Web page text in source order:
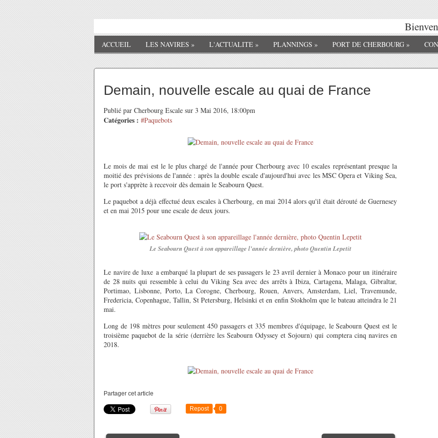
ACCUEIL LES NAVIRES » L'ACTUALITE » PLANNINGS » PORT DE CHERBOURG »
Demain, nouvelle escale au quai de France
Publié par Cherbourg Escale sur 3 Mai 2016, 18:00pm
Catégories : #Paquebots
Le mois de mai est le le plus chargé de l'année pour Cherbourg avec 10 escales représentant presque la
moitié des prévisions de l'année : après la double escale d'aujourd'hui avec les MSC Opera et Viking Sea,
le port s'apprète à recevoir dès demain le Seabourn Quest.
Le paquebot a déjà effectué deux escales à Cherbourg, en mai 2014 alors qu'il était dérouté de Guernesey
et en mai 2015 pour une escale de deux jours.
Le Seabourn Quest à son appareillage l'année dernière, photo Quentin Lepetit
Le navire de luxe a embarqué la plupart de ses passagers le 23 avril dernier à Monaco pour un itinéraire
de 28 nuits qui ressemble à celui du Viking Sea avec des arrêts à Ibiza, Cartagena, Malaga, Gibraltar,
Portimao, Lisbonne, Porto, La Corogne, Cherbourg, Rouen, Anvers, Amsterdam, Liel, Travemunde,
Fredericia, Copenhague, Tallin, St Petersburg, Helsinki et en enfin Stokholm que le bateau atteindra le 21
mai.
Long de 198 mètres pour seulement 450 passagers et 335 membres d'équipage, le Seabourn Quest est le
troisième paquebot de la série (derrière les Seabourn Odyssey et Sojourn) qui comptera cinq navires en
2018.
Partager cet article
Repost 0